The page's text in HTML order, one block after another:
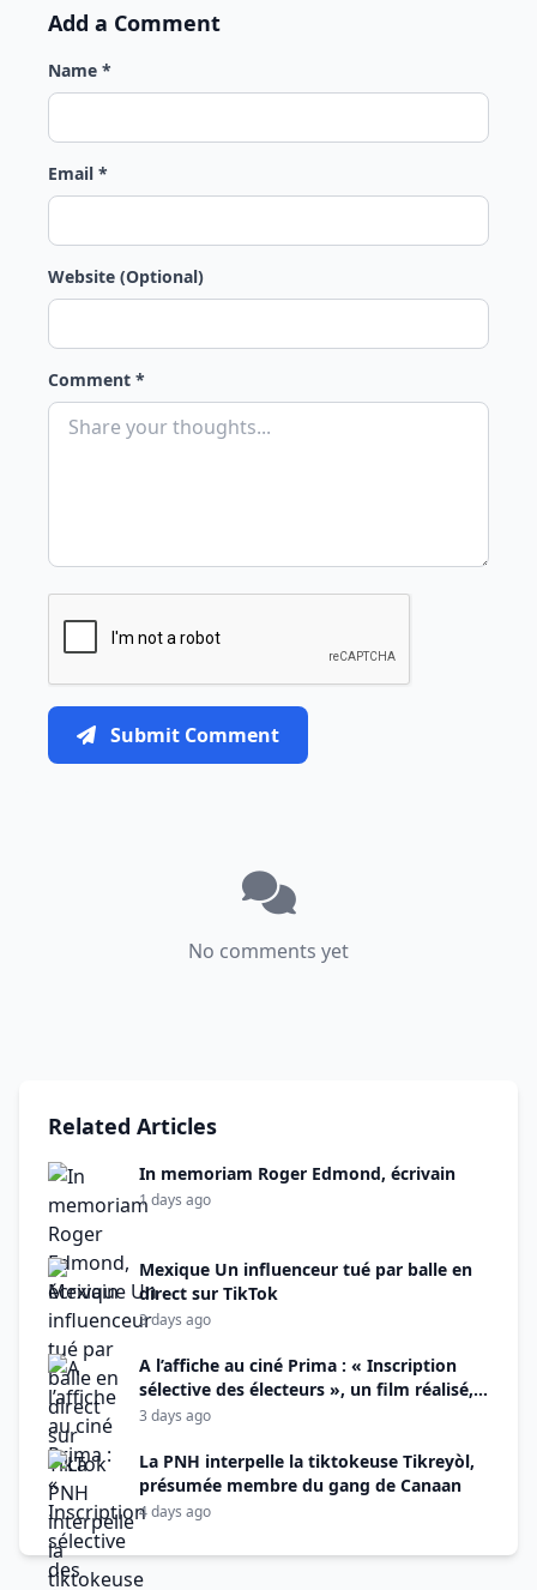
Add a Comment
Name *
Email *
Website (Optional)
Comment *
Submit Comment
No comments yet
Related Articles
In memoriam Roger Edmond, écrivain
1 days ago
Mexique Un influenceur tué par balle en
direct sur TikTok
3 days ago
A l’affiche au ciné Prima : « Inscription
sélective des électeurs », un film réalisé,
monté et produit par Alix Didier Fils-Aimé
3 days ago
La PNH interpelle la tiktokeuse Tikreyòl,
présumée membre du gang de Canaan
4 days ago